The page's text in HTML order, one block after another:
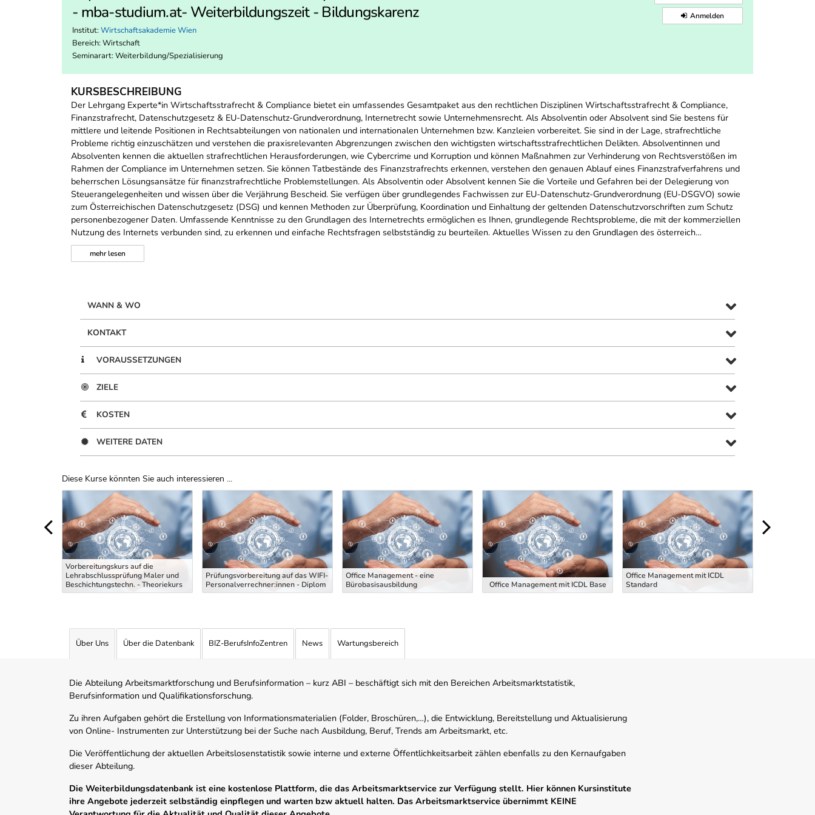
- mba-studium.at- Weiterbildungszeit - Bildungskarenz
Institut: Wirtschaftsakademie Wien
Bereich: Wirtschaft
Seminarart: Weiterbildung/Spezialisierung
Anmelden
KURSBESCHREIBUNG
Der Lehrgang Experte*in Wirtschaftsstrafrecht & Compliance bietet ein umfassendes Gesamtpaket aus den rechtlichen Disziplinen Wirtschaftsstrafrecht & Compliance,
Finanzstrafrecht, Datenschutzgesetz & EU-Datenschutz-Grundverordnung, Internetrecht sowie Unternehmensrecht. Als Absolventin oder Absolvent sind Sie bestens für
mittlere und leitende Positionen in Rechtsabteilungen von nationalen und internationalen Unternehmen bzw. Kanzleien vorbereitet. Sie sind in der Lage, strafrechtliche
Probleme richtig einzuschätzen und verstehen die praxisrelevanten Abgrenzungen zwischen den wichtigsten wirtschaftsstrafrechtlichen Delikten. Absolventinnen und
Absolventen kennen die aktuellen strafrechtlichen Herausforderungen, wie Cybercrime und Korruption und können Maßnahmen zur Verhinderung von Rechtsverstößen im
Rahmen der Compliance im Unternehmen setzen. Sie können Tatbestände des Finanzstrafrechts erkennen, verstehen den genauen Ablauf eines Finanzstrafverfahrens und
beherrschen Lösungsansätze für finanzstrafrechtliche Problemstellungen. Als Absolventin oder Absolvent kennen Sie die Vorteile und Gefahren bei der Delegierung von
Steuerangelegenheiten und wissen über die Verjährung Bescheid. Sie verfügen über grundlegendes Fachwissen zur EU-Datenschutz-Grundverordnung (EU-DSGVO) sowie
zum Österreichischen Datenschutzgesetz (DSG) und kennen Methoden zur Überprüfung, Koordination und Einhaltung der geltenden Datenschutzvorschriften zum Schutz
personenbezogener Daten. Umfassende Kenntnisse zu den Grundlagen des Internetrechts ermöglichen es Ihnen, grundlegende Rechtsprobleme, die mit der kommerziellen
Nutzung des Internets verbunden sind, zu erkennen und einfache Rechtsfragen selbstständig zu beurteilen. Aktuelles Wissen zu den Grundlagen des österreich…
mehrlesen
WANN & WO
KONTAKT
VORAUSSETZUNGEN
ZIELE
KOSTEN
WEITERE DATEN
Diese Kurse könnten Sie auch interessieren ...
Uber Weiterbildungsvorschläge
Vorbereitungskurs auf die
Lehrabschlussprüfung Maler und
Beschichtungstechn. - Theoriekurs
Prüfungsvorbereitung auf das WIFI-
Personalverrechner:innen - Diplom
Office Management - eine
Bürobasisausbildung
Office Management mit ICDL Base
Office Management mit ICDL
Standard
Über Uns Über die Datenbank BIZ-BerufsInfoZentren News Wartungsbereich
Die Abteilung Arbeitsmarktforschung und Berufsinformation – kurz ABI – beschäftigt sich mit den Bereichen Arbeitsmarktstatistik,
Berufsinformation und Qualifikationsforschung.
Zu ihren Aufgaben gehört die Erstellung von Informationsmaterialien (Folder, Broschüren,…), die Entwicklung, Bereitstellung und Aktualisierung
von Online- Instrumenten zur Unterstützung bei der Suche nach Ausbildung, Beruf, Trends am Arbeitsmarkt, etc.
Die Veröffentlichung der aktuellen Arbeitslosenstatistik sowie interne und externe Öffentlichkeitsarbeit zählen ebenfalls zu den Kernaufgaben
dieser Abteilung.
Die Weiterbildungsdatenbank ist eine kostenlose Plattform, die das Arbeitsmarktservice zur Verfügung stellt. Hier können Kursinstitute
ihre Angebote jederzeit selbständig einpflegen und warten bzw aktuell halten. Das Arbeitsmarktservice übernimmt KEINE